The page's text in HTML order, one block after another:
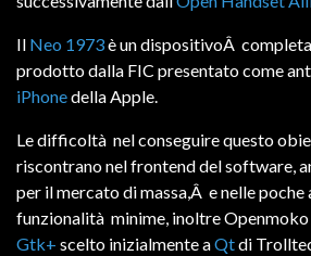
Il Neo 1973è un dispositivoÂ
prodotto dalla FIC presentato come
iPhonedella Apple.
Le difficoltà nel conseguire questo
riscontrano nel frontend del software,
per il mercato di massa,Â e nelle
funzionalità minime, inoltre
Gtk+ scelto inizialmente aQtdi